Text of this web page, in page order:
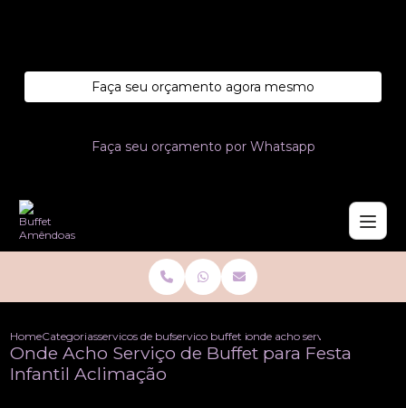
Faça seu orçamento agora mesmo
Faça seu orçamento por Whatsapp
HomeCategoriasservicos de buffetservico buffet infantilonde acho servico de buffet
Onde Acho Serviço de Buffet para Festa
Infantil Aclimação